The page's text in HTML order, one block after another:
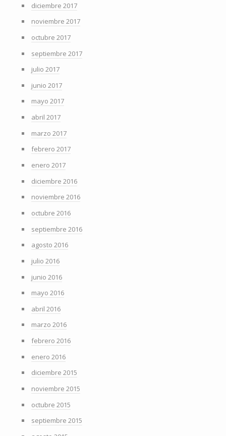
diciembre 2017
noviembre 2017
octubre 2017
septiembre 2017
julio 2017
junio 2017
mayo 2017
abril 2017
marzo 2017
febrero 2017
enero 2017
diciembre 2016
noviembre 2016
octubre 2016
septiembre 2016
agosto 2016
julio 2016
junio 2016
mayo 2016
abril 2016
marzo 2016
febrero 2016
enero 2016
diciembre 2015
noviembre 2015
octubre 2015
septiembre 2015